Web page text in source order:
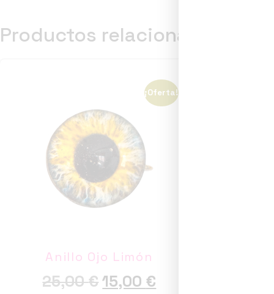
Productos relacionados
¡Oferta!
Anillo Ojo Limón
25,00€15,00 €